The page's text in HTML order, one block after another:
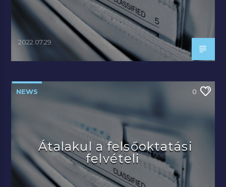
2022.07.29.
NEWS 0
Átalakul a felsőoktatási
felvételi